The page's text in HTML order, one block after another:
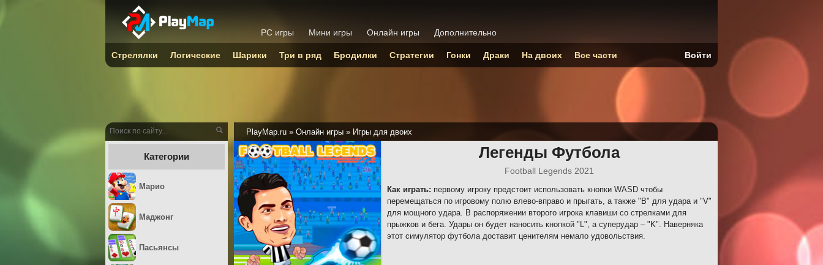
PlayMap.ru » Онлайн игры » Игры для двоих
Легенды Футбола
Football Legends 2021
Как играть: первому игроку предстоит использовать кнопки WASD чтобы
перемещаться по игровому полю влево-вправо и прыгать, а также "B" для удара и "V"
для мощного удара. В распоряжении второго игрока клавиши со стрелками для
прыжков и бега. Удары он будет наносить кнопкой "L", а суперудар – "K". Наверняка
этот симулятор футбола доставит ценителям немало удовольствия.
Категории
Марио
Маджонг
Пасьянсы
PC игры Мини игры Онлайн игры Дополнительно
Стрелялки Логические Шарики Три в ряд Бродилки Стратегии Гонки Драки На двоих Все части Войти